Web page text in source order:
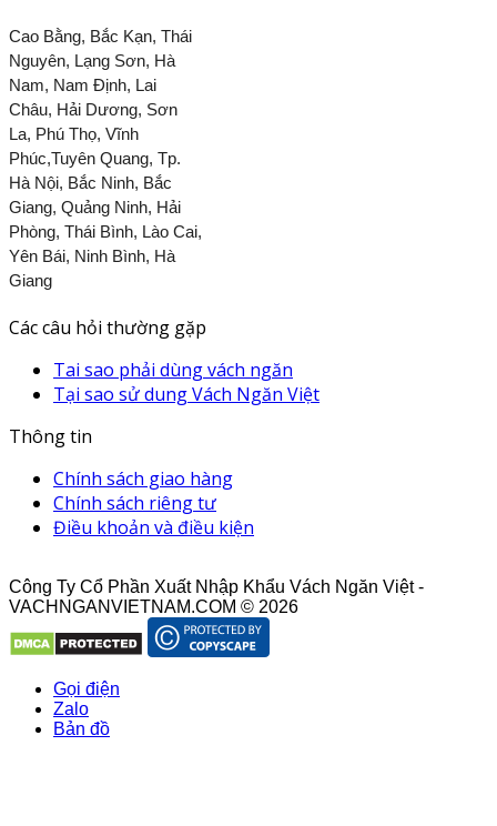
Cao Bằng, Bắc Kạn, Thái
Nguyên, Lạng Sơn, Hà
Nam, Nam Định, Lai
Châu, Hải Dương, Sơn
La, Phú Thọ, Vĩnh
Phúc,Tuyên Quang, Tp.
Hà Nội, Bắc Ninh, Bắc
Giang, Quảng Ninh, Hải
Phòng, Thái Bình, Lào Cai,
Yên Bái, Ninh Bình, Hà
Giang
Các câu hỏi thường gặp
Tai sao phải dùng vách ngăn
Tại sao sử dung Vách Ngăn Việt
Thông tin
Chính sách giao hàng
Chính sách riêng tư
Điều khoản và điều kiện
Công Ty Cổ Phần Xuất Nhập Khẩu Vách Ngăn Việt -
VACHNGANVIETNAM.COM © 2026
Gọi điện
Zalo
Bản đồ